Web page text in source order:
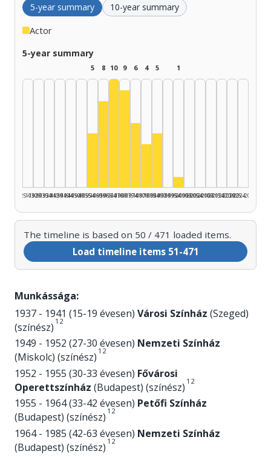
5-year summary 10-year summary
Actor
5-year summary
1925–1929
1930–1934
1935–1939
1940–1944
1945–1949
1950–1954
5
1955–1959
8
1960–1964
10
1965–1969
9
Actor, 1970–1974: 9
1970–1974
6
1975–1979
4
1980–1984
5
1985–1989
1990–1994
1
Actor, 1995–1999: 1
1995–1999
2000–2004
2005–2009
2010–2014
2015–2019
2020–2024
2025–2026
The timeline is based on 50 / 471 loaded items.
Load timeline items 51-471
Munkássága:
1937 - 1941 (15-19 évesen) Városi Színház (Szeged)
(színész) 1 2
1949 - 1952 (27-30 évesen) Nemzeti Színház
(Miskolc) (színész) 1 2
1952 - 1955 (30-33 évesen) Fővárosi
Operettszínház (Budapest) (színész) 1 2
1955 - 1964 (33-42 évesen) Petőfi Színház
(Budapest) (színész) 1 2
1964 - 1985 (42-63 évesen) Nemzeti Színház
(Budapest) (színész) 1 2